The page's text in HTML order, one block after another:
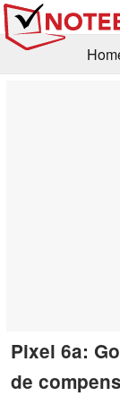
Pixel 6a:
de